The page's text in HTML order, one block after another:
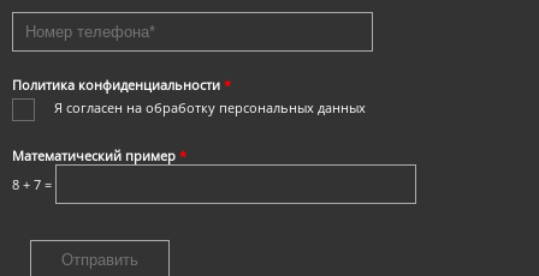
Номер телефона
Политика конфиденциальности *
Я согласен на обработку персональных данных
Математический пример *
8 + 7 =